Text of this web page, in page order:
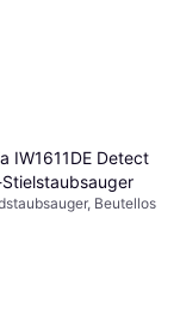
IW1611DE Detect
Beutellos